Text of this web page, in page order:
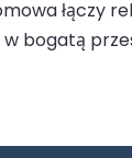
łączy
bogatą